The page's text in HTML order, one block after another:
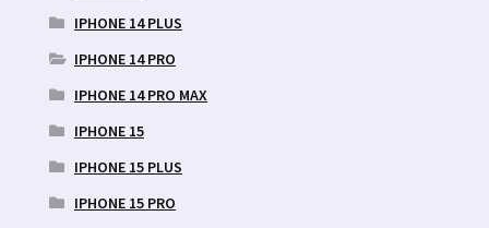
IPHONE 14 PLUS
IPHONE 14 PRO
IPHONE 14 PRO MAX
IPHONE 15
IPHONE 15 PLUS
IPHONE 15 PRO